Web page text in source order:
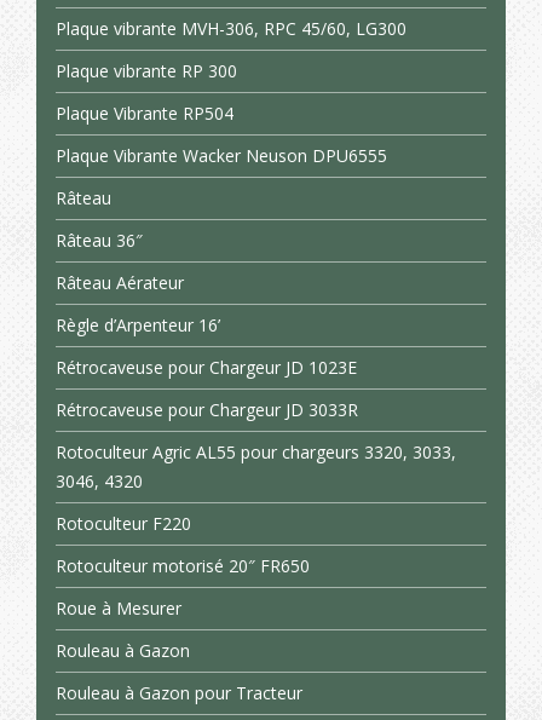
Plaque vibrante MVH-306, RPC 45/60, LG300
Plaque vibrante RP 300
Plaque Vibrante RP504
Plaque Vibrante Wacker Neuson DPU6555
Râteau
Râteau 36″
Râteau Aérateur
Règle d’Arpenteur 16’
Rétrocaveuse pour Chargeur JD 1023E
Rétrocaveuse pour Chargeur JD 3033R
Rotoculteur Agric AL55 pour chargeurs 3320, 3033,
3046, 4320
Rotoculteur F220
Rotoculteur motorisé 20″ FR650
Roue à Mesurer
Rouleau à Gazon
Rouleau à Gazon pour Tracteur